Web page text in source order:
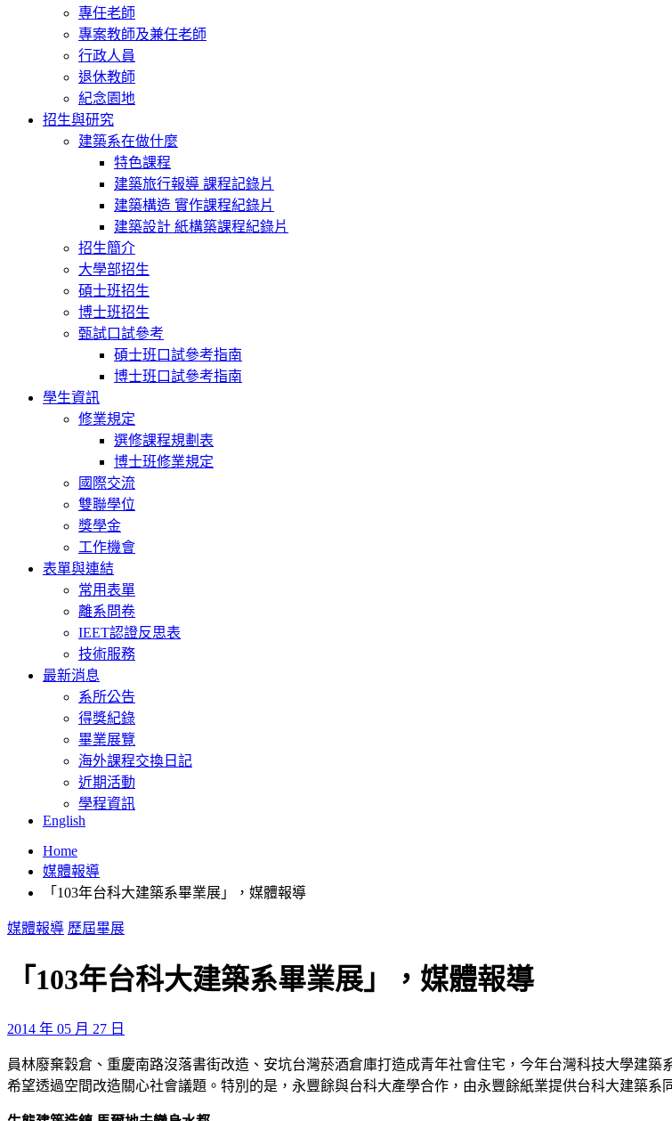
專任老師
專案教師及兼任老師
行政人員
退休教師
紀念園地
招生與研究
建築系在做什麼
特色課程
建築旅行報導 課程記錄片
建築構造 實作課程紀錄片
建築設計 紙構築課程紀錄片
招生簡介
大學部招生
碩士班招生
博士班招生
甄試口試參考
碩士班口試參考指南
博士班口試參考指南
學生資訊
修業規定
選修課程規劃表
博士班修業規定
國際交流
雙聯學位
獎學金
工作機會
表單與連結
常用表單
離系問卷
IEET認證反思表
技術服務
最新消息
系所公告
得獎紀錄
畢業展覽
海外課程交換日記
近期活動
學程資訊
English
Home
媒體報導
「103年台科大建築系畢業展」，媒體報導
媒體報導 歷屆畢展
「103年台科大建築系畢業展」，媒體報導
2014 年 05 月 27 日
員林廢棄穀倉、重慶南路沒落書街改造、安坑台灣菸酒倉庫打造成青年社會住宅，今年台灣科技大學建
希望透過空間改造關心社會議題。特別的是，永豐餘與台科大產學合作，由永豐餘紙業提供台科大建築系